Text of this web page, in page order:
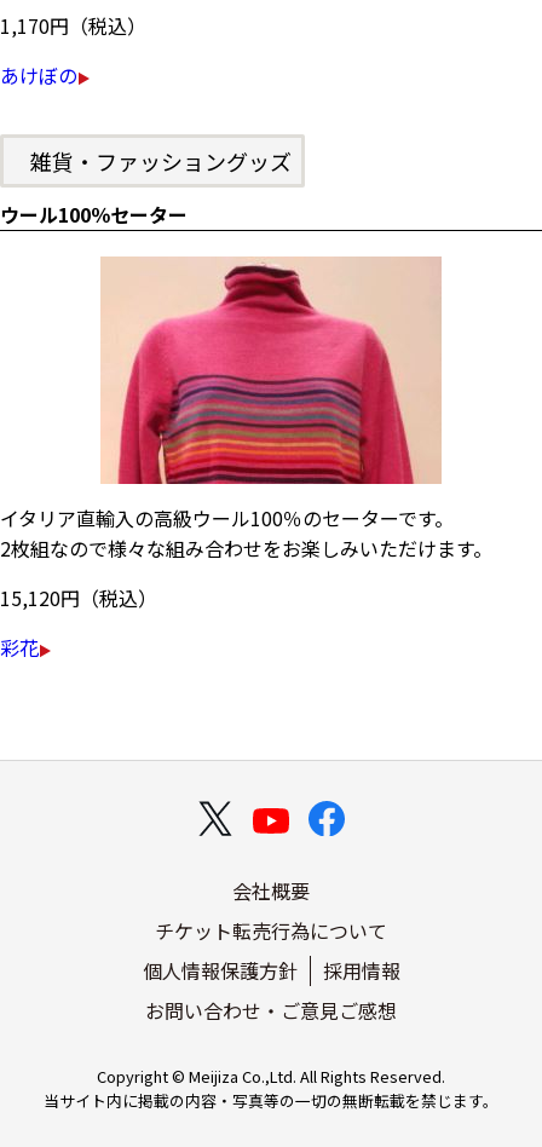
1,170円（税込）
あけぼの
雑貨・ファッショングッズ
ウール100％セーター
イタリア直輸入の高級ウール100％のセーターです。
2枚組なので様々な組み合わせをお楽しみいただけます。
15,120円（税込）
彩花
会社概要
チケット転売行為について
個人情報保護方針
採用情報
お問い合わせ・ご意見ご感想
Copyright © Meijiza Co.,Ltd. All Rights Reserved.
当サイト内に掲載の内容・写真等の一切の無断転載を禁じます。